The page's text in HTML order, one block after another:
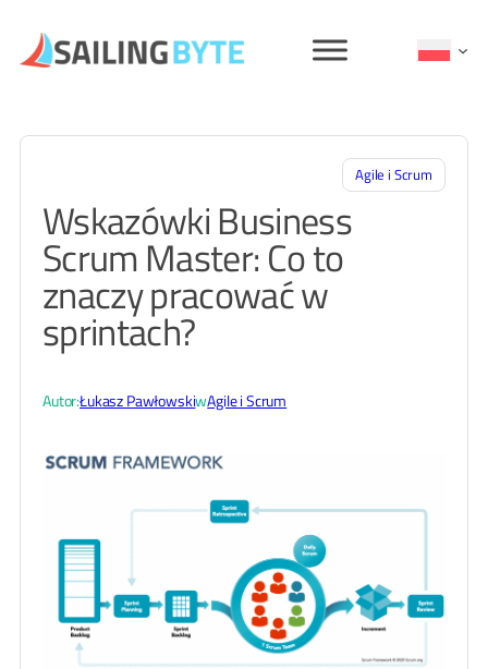
treści
Agile i Scrum
Wskazówki Business
Scrum Master: Co to
znaczy pracować w
sprintach?
Autor:Łukasz PawłowskiwAgile i Scrum